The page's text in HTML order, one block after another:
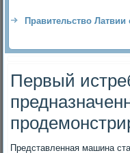
Правительство
Первый
Представленная машина